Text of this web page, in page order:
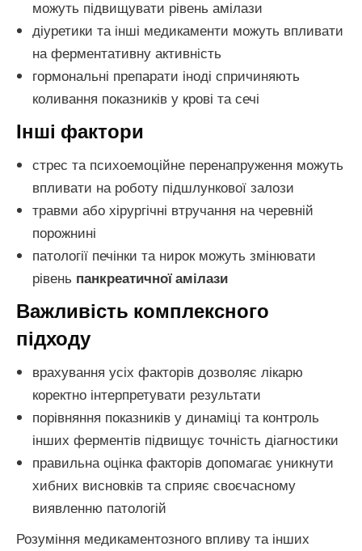
можуть підвищувати рівень амілази
діуретики та інші медикаменти можуть впливати
на ферментативну активність
гормональні препарати іноді спричиняють
коливання показників у крові та сечі
Інші фактори
стрес та психоемоційне перенапруження можуть
впливати на роботу підшлункової залози
травми або хірургічні втручання на черевній
порожнині
патології печінки та нирок можуть змінювати
рівень панкреатичної амілази
Важливість комплексного
підходу
врахування усіх факторів дозволяє лікарю
коректно інтерпретувати результати
порівняння показників у динаміці та контроль
інших ферментів підвищує точність діагностики
правильна оцінка факторів допомагає уникнути
хибних висновків та сприяє своєчасному
виявленню патологій
Розуміння медикаментозного впливу та інших